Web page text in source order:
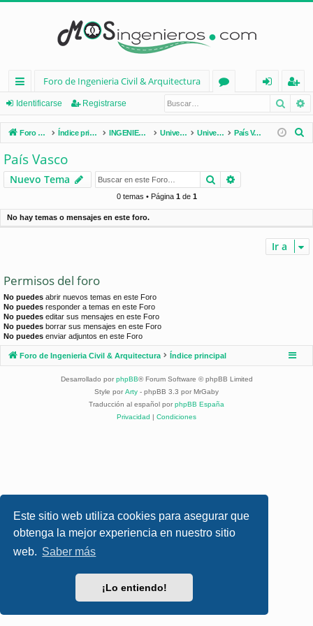
Este sitio web utiliza cookies para asegurar que
obtenga la mejor experiencia en nuestro sitio
web. Saber más
¡Lo entiendo!
nl
ac
es
rá
pi
d
Foro de Ingenieria Civil & Arquitectura
os
nt
ifi
e
eg
ist
ra
Identificarse Registrarse
Foro de Ingenieria Civil & Arquitectura Índice principal INGENIERÍA CIVIL (España) Universidades de España Universidades por Comunidades País Vasco
r
País Vasco
Nuevo Tema Buscar
0 temas • Página 1de 1
No hay temas o mensajes en este foro.
Ir a
Permisos del foro
No puedes abrir nuevos temas en este Foro
No puedes responder a temas en este Foro
No puedes editar sus mensajes en este Foro
No puedes borrar sus mensajes en este Foro
No puedes enviar adjuntos en este Foro
Foro de Ingenieria Civil & Arquitectura Índice principal
Desarrollado por phpBB® Forum Software © phpBB Limited
Style por Arty - phpBB 3.3 por MrGaby
Traducción al español por phpBB España
Privacidad | Condiciones